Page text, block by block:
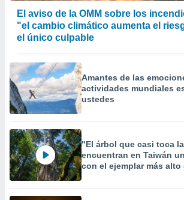
El aviso de la OMM sobre los
"el cambio climático aumenta el
el único culpable
Amantes de las
actividades mundiales
ustedes
"El árbol que casi toca
encuentran en Taiwán
con el ejemplar más alto